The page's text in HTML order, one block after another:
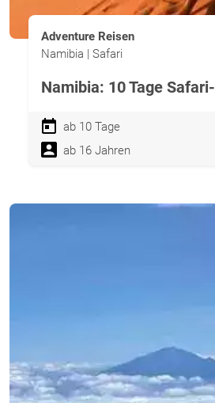
Adventure Reisen
Namibia | Safari
Namibia: 10 Tage
ab 10 Tage
ab 16 Jahren